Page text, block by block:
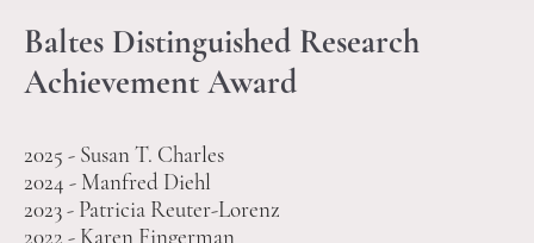
Baltes Distinguished Research
Achievement Award
2025 - Susan T. Charles
2024 - Manfred Diehl
2023 - Patricia Reuter-Lorenz
2022 - Karen Fingerman